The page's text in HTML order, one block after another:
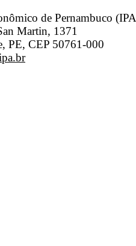
de Pernambuco
Martin, 1371
PE, CEP 50761-000